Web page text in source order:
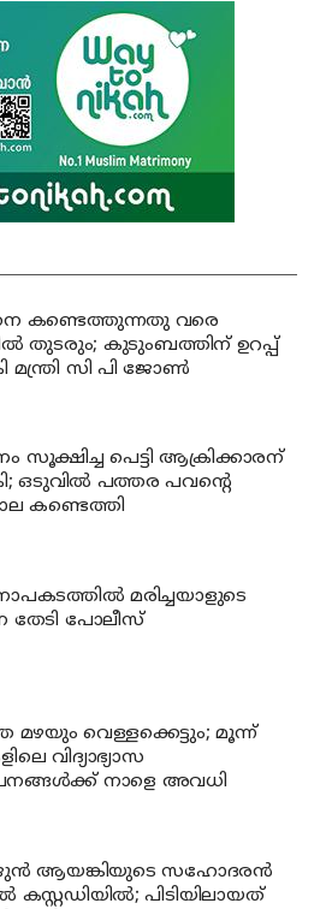
കണ്ടെത്തുന്നതു വരെ
തുടരും; കുടുംബത്തിന് ഉറപ്പ്
മന്ത്രി സി പി ജോണ്‍
സൂക്ഷിച്ച പെട്ടി ആക്രിക്കാരന്
ഒടുവില്‍ പത്തര പവന്റെ
കണ്ടെത്തി
മരിച്ചയാളുടെ
തേടി പോലീസ്
മഴയും വെള്ളക്കെട്ടും; മൂന്ന്‌
വിദ്യാഭ്യാസ
നാളെ അവധി
ആയങ്കിയുടെ സഹോദരന്‍
പിടിയിലായത്